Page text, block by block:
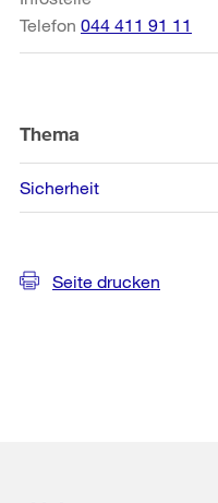
Telefon 044 411 91 11
Thema
Sicherheit
Seite drucken